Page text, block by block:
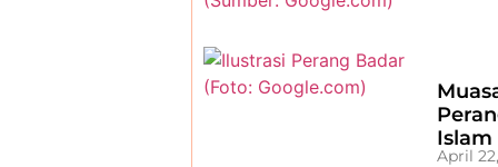
Islam
April